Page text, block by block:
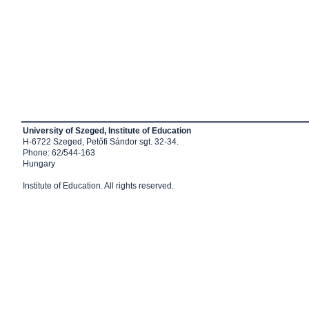
University of Szeged, Institute of Education
H-6722 Szeged, Petőfi Sándor sgt. 32-34.
Phone: 62/544-163
Hungary
Institute of Education. All rights reserved.